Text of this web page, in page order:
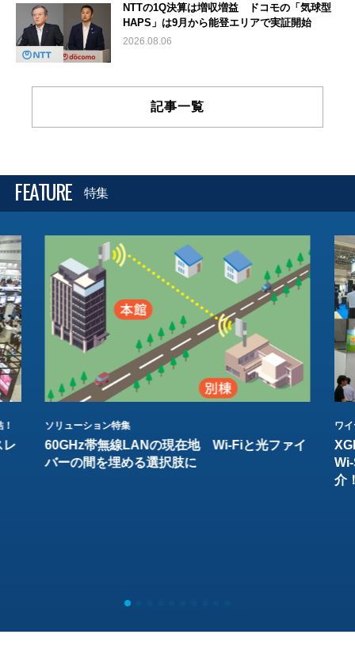
NTTの1Q決算は増収増益 ドコモの「気球型
HAPS」は9月から能登エリアで実証開始
2026.08.06
記事一覧
FEATURE 特集
レ
ソリューション特集
60GHz帯無線LANの現在地 Wi-Fiと光ファイ
バーの間を埋める選択肢に
ワ
介